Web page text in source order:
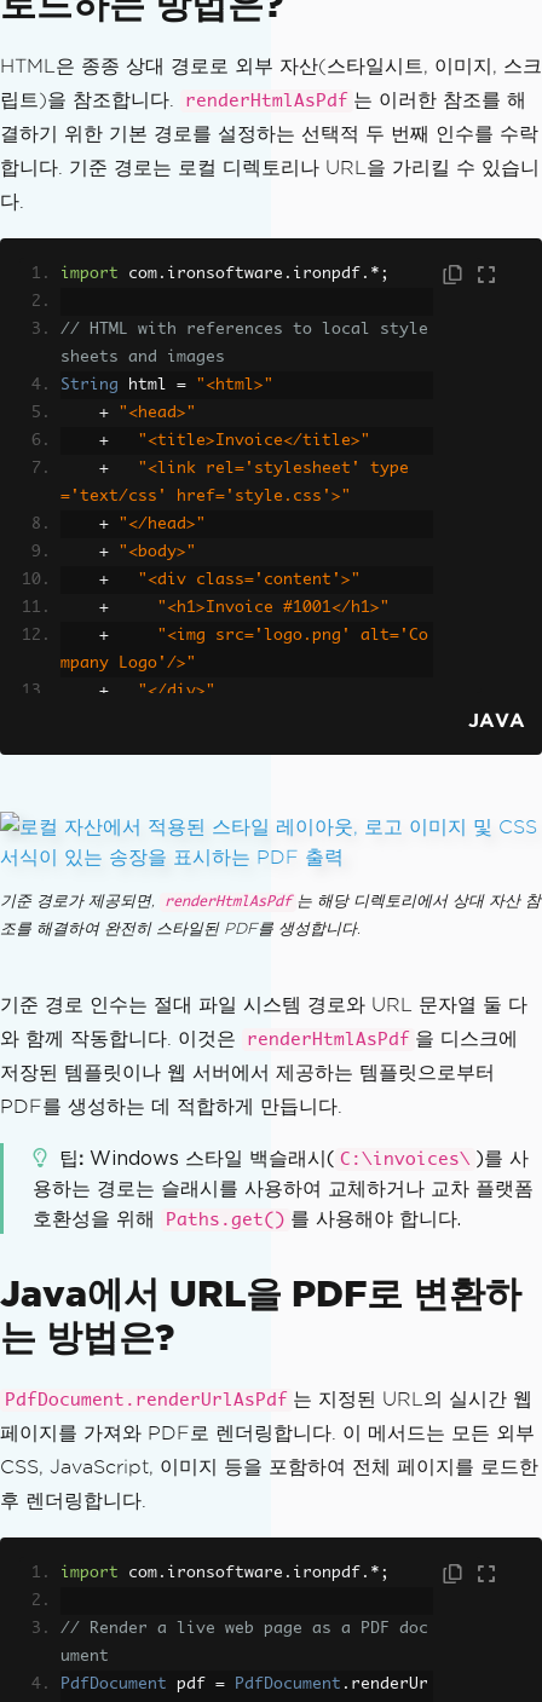
HTML은 종종 상대 경로로 외부 자산(스타일시트, 이미지, 스크
립트)을 참조합니다.
renderHtmlAsPdf 는 이러한 참조를 해
결하기 위한 기본 경로를 설정하는 선택적 두 번째 인수를 수락
합니다. 기준 경로는 로컬 디렉토리나 URL을 가리킬 수 있습니
다.
import com . ironsoftware . ironpdf .*;
// HTML with references to local style
sheets and images
String html =
"<html>"
+
"<head>"
+
"<title>Invoice</title>"
+
"<link rel='stylesheet' type
='text/css' href='style.css'>"
+
"</head>"
+
"<body>"
+
"<div class='content'>"
+
"<h1>Invoice #1001</h1>"
+
"<img src='logo.png' alt='Co
mpany Logo'/>"
+
"</div>"
ve asset paths
PdfDocument pdf = PdfDocument
pdf
saveAs );
JAVA
기준 경로가 제공되면, renderHtmlAsPdf 는 해당 디렉토리에서 상대 자산 참
조를 해결하여 완전히 스타일된 PDF를 생성합니다.
기준 경로 인수는 절대 파일 시스템 경로와 URL 문자열 둘 다
와 함께 작동합니다. 이것은
renderHtmlAsPdf 을 디스크에
저장된 템플릿이나 웹 서버에서 제공하는 템플릿으로부터
PDF를 생성하는 데 적합하게 만듭니다.
팁 Windows 스타일 백슬래시( C:\invoices\ )를 사
용하는 경로는 슬래시를 사용하여 교체하거나 교차 플랫폼
호환성을 위해
Paths.get() 를 사용해야 합니다.
Java에서 URL을 PDF로 변환하
는 방법은?
PdfDocument.renderUrlAsPdf 는 지정된 URL의 실시간 웹
페이지를 가져와 PDF로 렌더링합니다. 이 메서드는 모든 외부
CSS, JavaScript, 이미지 등을 포함하여 전체 페이지를 로드한
후 렌더링합니다.
import com . ironsoftware . ironpdf .*;
// Render a live web page as a PDF doc
ument
PdfDocument pdf = PdfDocument . renderUr